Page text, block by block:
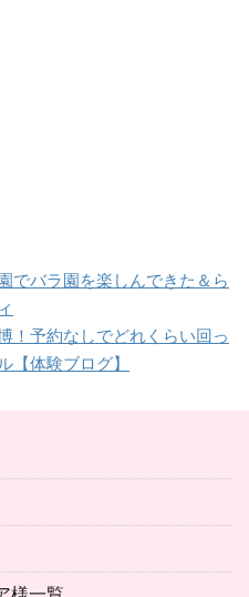
でバラ園を楽しんできた＆ら
！予約なしでどれくらい回っ
【体験ブログ】